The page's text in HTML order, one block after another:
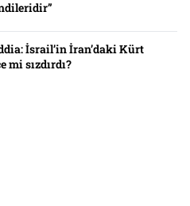
İsrail’in İran’daki Kürt
mi sızdırdı?